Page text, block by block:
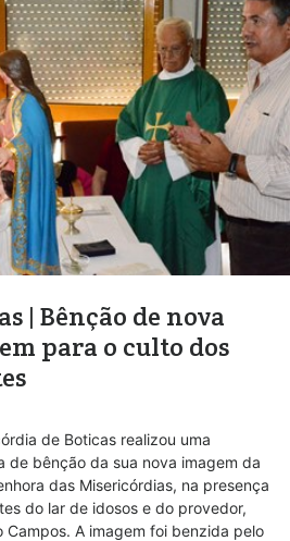
| Bênção de nova
para o culto dos
de Boticas realizou uma
de bênção da sua nova imagem da
das Misericórdias, na presença
do lar de idosos e do provedor,
Campos. A imagem foi benzida pelo